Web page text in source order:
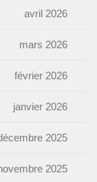
avril 2026
mars 2026
février 2026
janvier 2026
2025
2025